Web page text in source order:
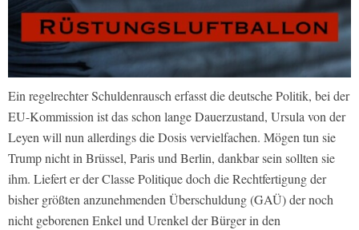
Ein regelrechter Schuldenrausch erfasst die deutsche Politik, bei der
EU-Kommission ist das schon lange Dauerzustand, Ursula von der
Leyen will nun allerdings die Dosis vervielfachen. Mögen tun sie
Trump nicht in Brüssel, Paris und Berlin, dankbar sein sollten sie
ihm. Liefert er der Classe Politique doch die Rechtfertigung der
bisher größten anzunehmenden Überschuldung (GAÜ) der noch
nicht geborenen Enkel und Urenkel der Bürger in den